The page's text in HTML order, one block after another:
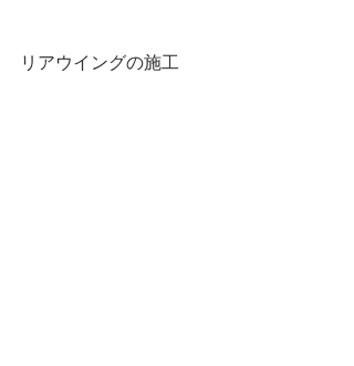
リアウイングの施工